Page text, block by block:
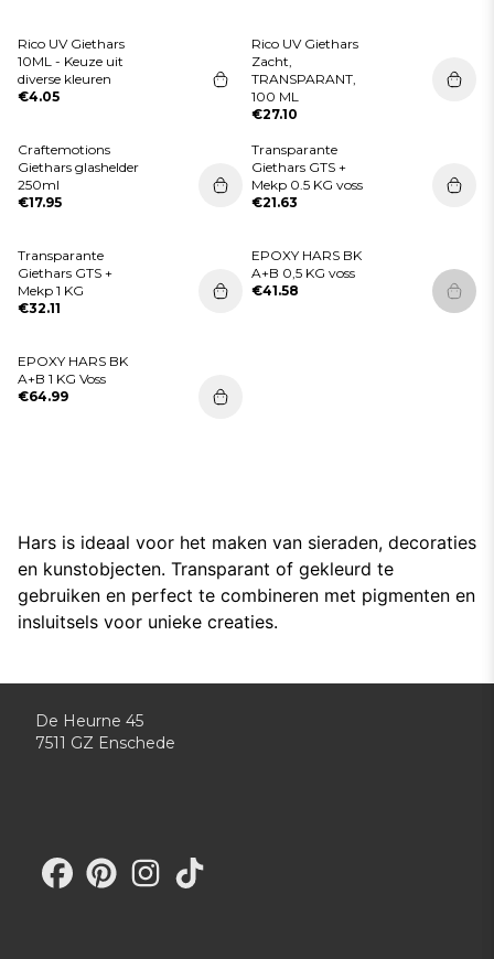
Rico UV Giethars
10ML - Keuze uit
diverse kleuren
€4.05
Rico UV Giethars
Zacht,
TRANSPARANT,
100 ML
€27.10
Craftemotions
Giethars glashelder
250ml
€17.95
Transparante
Giethars GTS +
Mekp 0.5 KG voss
€21.63
Transparante
Giethars GTS +
Mekp 1 KG
€32.11
EPOXY HARS BK
A+B 0,5 KG voss
€41.58
Dit
EPOXY HARS BK
A+B 1 KG Voss
€64.99
Hars is ideaal voor het maken van sieraden, decoraties
en kunstobjecten. Transparant of gekleurd te
gebruiken en perfect te combineren met pigmenten en
insluitsels voor unieke creaties.
De Heurne 45
7511 GZ Enschede
Bezoek onze Facebook-pagina
Bezoek onze Pinterest-pagina
Bezoek onze Instagram-pagina
Bezoek ons TikTok-profiel